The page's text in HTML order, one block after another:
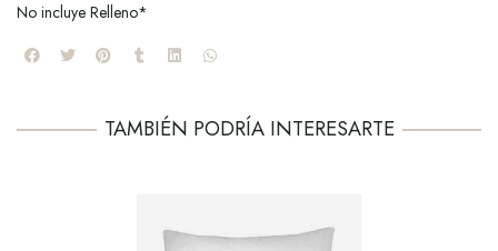
No incluye Relleno*
TAMBIÉN PODRÍA INTERESARTE